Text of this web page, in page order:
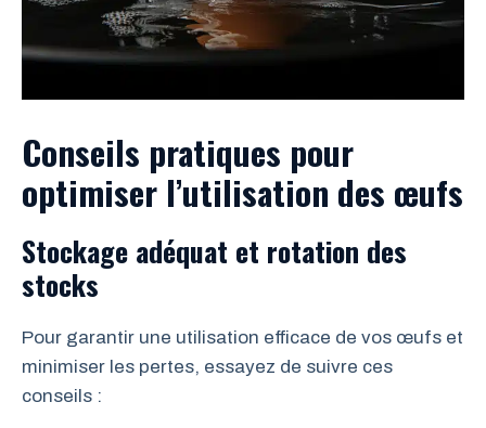
Conseils pratiques pour
optimiser l’utilisation des œufs
Stockage adéquat et rotation des
stocks
Pour garantir une utilisation efficace de vos œufs et
minimiser les pertes, essayez de suivre ces
conseils :